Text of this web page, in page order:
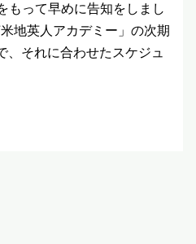
もって早めに告知をしまし
地英人アカデミー」の次期
、それに合わせたスケジュ